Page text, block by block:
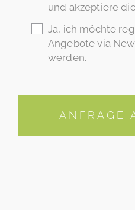
und akzeptiere
Ja, ich möchte
Angebote via
werden.
ANFRAGE